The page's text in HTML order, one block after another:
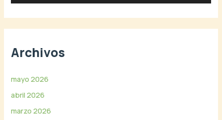
e
v
d
e
Archivos
mayo 2026
abril 2026
marzo 2026